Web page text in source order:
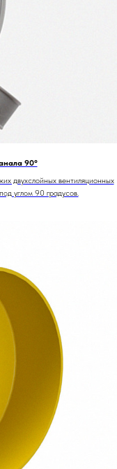
90°
двухслойных вентиляционных
углом 90 градусов.